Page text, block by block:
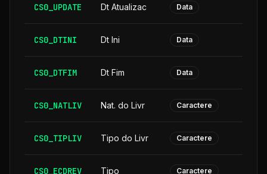
CS0_UPDATE Dt Atualizac Data
CS0_DTINI Dt Ini Data
CS0_DTFIM Dt Fim Data
CS0_NATLIV Nat. do Livr Caractere
CS0_TIPLIV Tipo do Livr Caractere
CS0_ECDREV Tipo Caractere